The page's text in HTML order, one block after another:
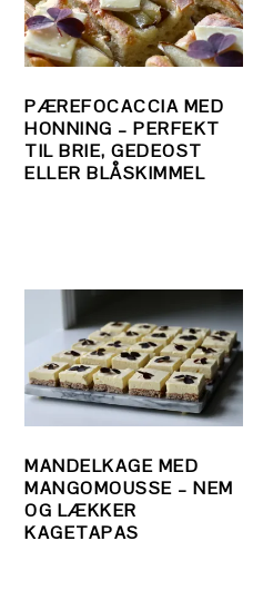
PÆREFOCACCIA MED
HONNING – PERFEKT
TIL BRIE, GEDEOST
ELLER BLÅSKIMMEL
MANDELKAGE MED
MANGOMOUSSE – NEM
OG LÆKKER
KAGETAPAS